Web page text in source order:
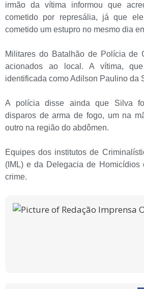
irmão da vítima informou que
cometido por represália, já que
cometido um estupro no mesmo dia
Militares do Batalhão de Polícia de
acionados ao local. A vítima,
identificada como Adilson Paulino da
A polícia disse ainda que Silva
disparos de arma de fogo, um na
outro na região do abdômen.
Equipes dos institutos de
(IML) e da Delegacia de Homicídios
crime.